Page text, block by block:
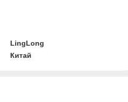
LingLong
Китай